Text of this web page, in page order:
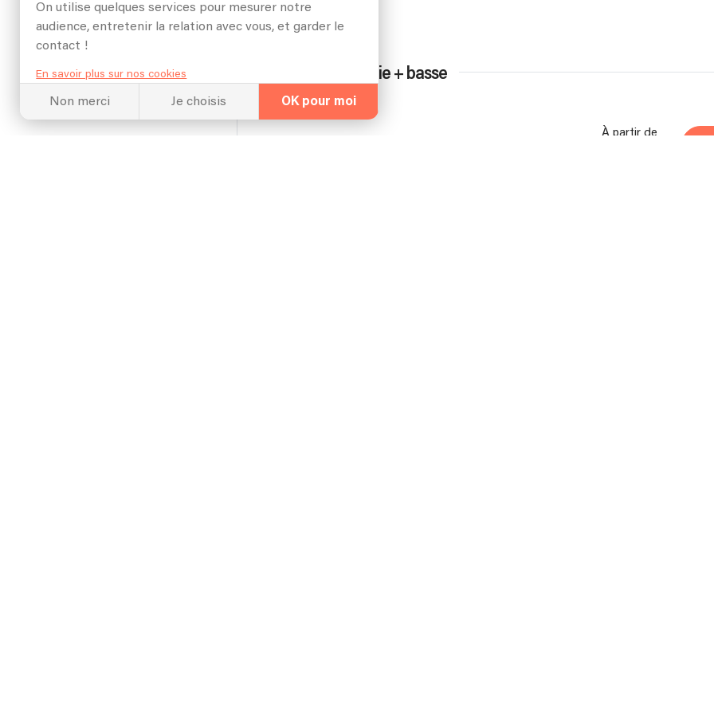
Chant + batterie + basse
À partir de
On utilise quelques services pour mesurer notre
audience, entretenir la relation avec vous, et garder le
contact !
En savoir plus sur nos cookies
Non merci Je choisis OK pour moi